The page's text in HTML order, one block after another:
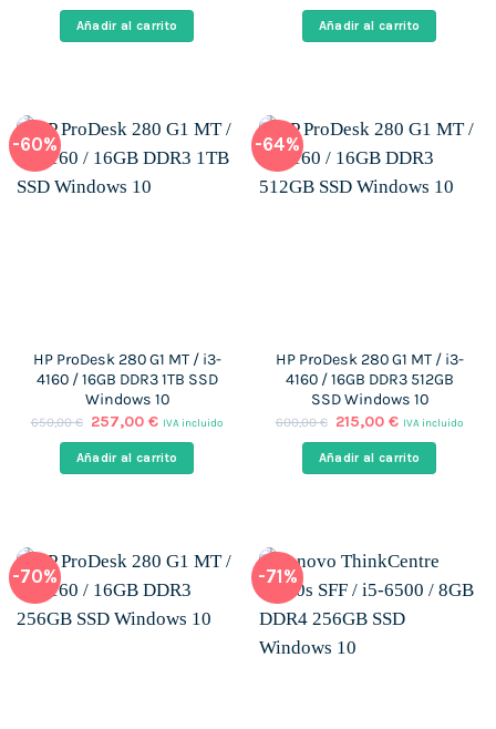
original
era:
actual
es:
Añadir al carrito
original
era:
actual
es:
Añadir al carrito
-60%
HP ProDesk 280 G1 MT / i3-
4160 / 16GB DDR3 1TB SSD
Windows 10
650,00€ El
original
era:
257,00€El
actual
es:
IVA incluido
Añadir al carrito
-64%
HP ProDesk 280 G1 MT / i3-
4160 / 16GB DDR3 512GB
SSD Windows 10
600,00€ El
original
era:
215,00€El
actual
es:
IVA incluido
Añadir al carrito
-70% -71%